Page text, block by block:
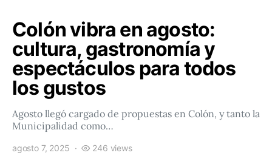
Colón vibra en agosto:
cultura, gastronomía y
espectáculos para todos
los gustos
Agosto llegó cargado de propuestas en Colón, y tanto la
Municipalidad como…
agosto 7, 2025 246 views